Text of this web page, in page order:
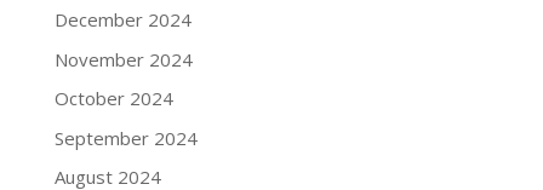
December 2024
November 2024
October 2024
September 2024
August 2024